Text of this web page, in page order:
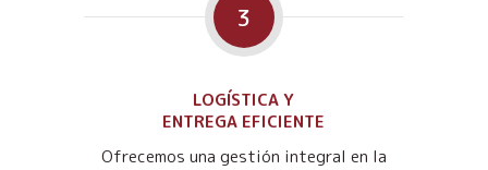
3
LOGÍSTICA Y
ENTREGA EFICIENTE
Ofrecemos una gestión integral en la